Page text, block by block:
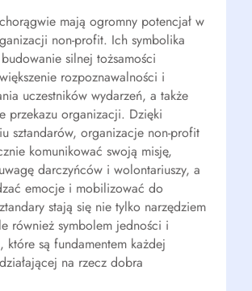
mają ogromny potencjał w
non-profit. Ich symbolika
silnej tożsamości
rozpoznawalności i
uczestników wydarzeń, a także
przekazu organizacji. Dzięki
sztandarów, organizacje non-profit
komunikować swoją misję,
darczyńców i wolontariuszy, a
emocje i mobilizować do
stają się nie tylko narzędziem
również symbolem jedności i
które są fundamentem każdej
na rzecz dobra